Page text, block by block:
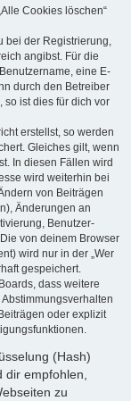
Cookies löschen“
bei der Registrierung,
angibst. Für die
eine E-
durch den Betreiber
so ist dies für dich vor
erstellst, so werden
Gleiches gilt, wenn
In diesen Fällen wird
wird weiterhin bei
von Beiträgen
Änderungen an
Benutzer-
von deinem Browser
wird nur in der „Wer
gespeichert.
dass weitere
oder explizit
(Hash)
empfohlen,
zu